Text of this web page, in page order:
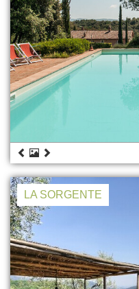
LA SORGENTE